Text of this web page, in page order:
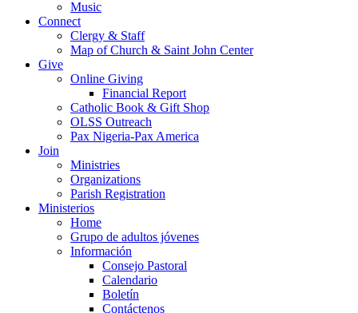
Music
Connect
Clergy & Staff
Map of Church & Saint John Center
Give
Online Giving
Financial Report
Catholic Book & Gift Shop
OLSS Outreach
Pax Nigeria-Pax America
Join
Ministries
Organizations
Parish Registration
Ministerios
Home
Grupo de adultos jóvenes
Información
Consejo Pastoral
Calendario
Boletín
Contáctenos